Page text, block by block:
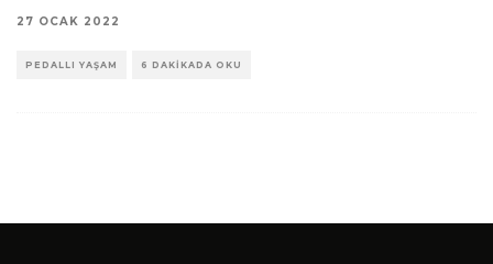
27 OCAK 2022
PEDALLI YAŞAM 6 DAKIKADA OKU